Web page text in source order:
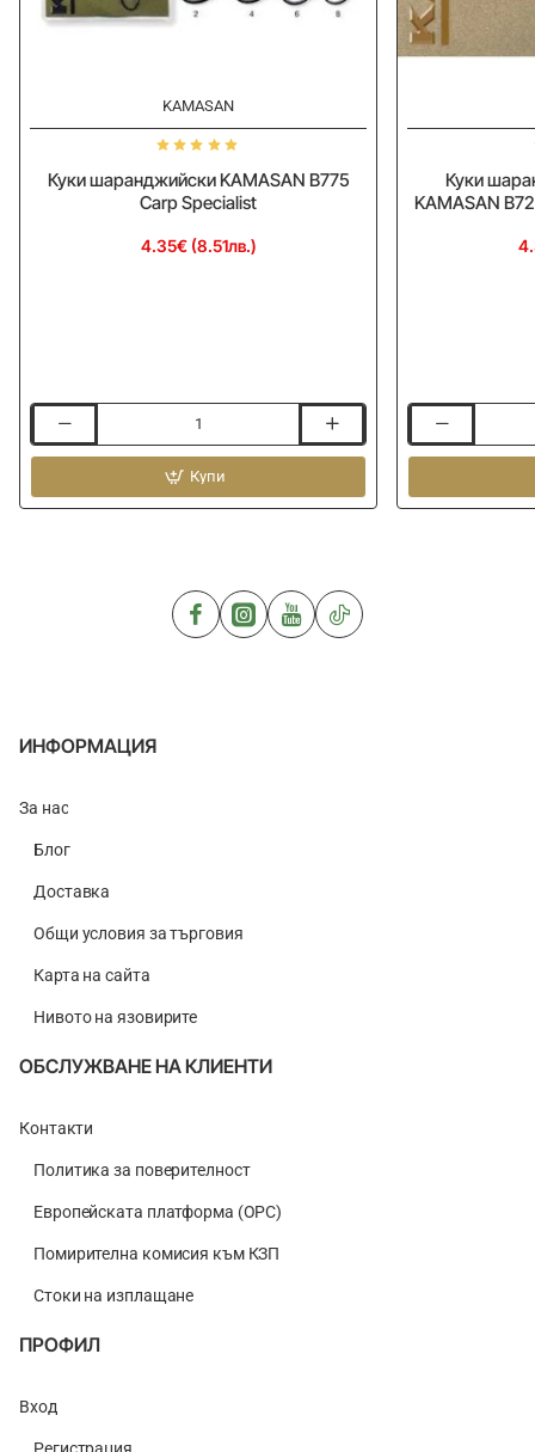
KAMASAN
Куки шаранджийски KAMASAN B775
Carp Specialist
4.35€ (8.51лв.)
шаранджийски
B775
Купи
Куки
KAMASAN
шаранджийски
контра
ИНФОРМАЦИЯ
За нас
Блог
Доставка
Общи условия за търговия
Карта на сайта
Нивото на язовирите
ОБСЛУЖВАНЕ НА КЛИЕНТИ
Контакти
Политика за поверителност
Европейската платформа (ОРС)
Помирителна комисия към КЗП
Стоки на изплащане
ПРОФИЛ
Вход